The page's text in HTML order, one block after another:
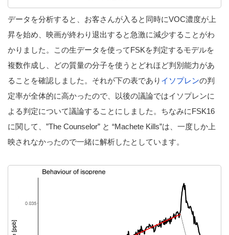
データを分析すると、お客さんが入ると同時にVOC濃度が上
昇を始め、映画が終わり退出すると急激に減少することがわ
かりました。この生データを使ってFSKを判定するモデルを
複数作成し、どの質量の分子を使うとどれほど判別能力があ
ることを確認しました。それが下の表であり イソプレンの判
定率が全体的に高かったので、以後の議論ではイソプレンに
よる判定について議論することにしました。ちなみにFSK16
に関して、”The Counselor” と “Machete Kills”は、一度しか上
映されなかったので一緒に解析したとしています。